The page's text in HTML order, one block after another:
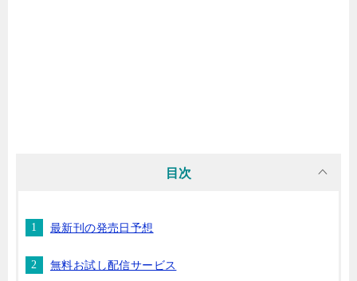
目次
最新刊の発売日予想
無料お試し配信サービス